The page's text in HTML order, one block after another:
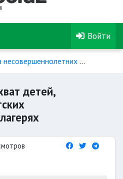
Войти
несовершеннолетних
детей,